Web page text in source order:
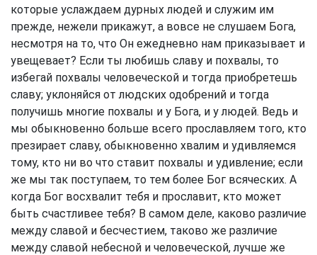
которые услаждаем дурных людей и служим им
прежде, нежели прикажут, а вовсе не слушаем Бога,
несмотря на то, что Он ежедневно нам приказывает и
увещевает? Если ты любишь славу и похвалы, то
избегай похвалы человеческой и тогда приобретешь
славу; уклоняйся от людских одобрений и тогда
получишь многие похвалы и у Бога, и у людей. Ведь и
мы обыкновенно больше всего прославляем того, кто
презирает славу, обыкновенно хвалим и удивляемся
тому, кто ни во что ставит похвалы и удивление; если
же мы так поступаем, то тем более Бог всяческих. А
когда Бог восхвалит тебя и прославит, кто может
быть счастливее тебя? В самом деле, каково различие
между славой и бесчестием, таково же различие
между славой небесной и человеческой, лучше же